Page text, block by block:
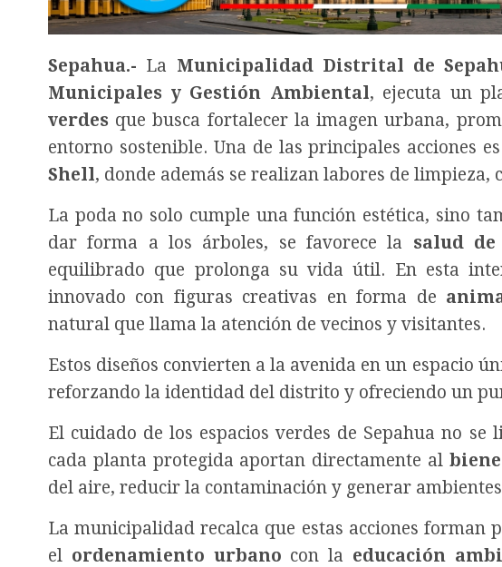
Sepahua.- La Municipalidad Distrital de
Municipales y Gestión Ambiental, ejecuta un
verdes que busca fortalecer la imagen urbana,
entorno sostenible. Una de las principales acciones
Shell, donde además se realizan labores de
La poda no solo cumple una función estética, sino
dar forma a los árboles, se favorece la salud
equilibrado que prolonga su vida útil. En esta
innovado con figuras creativas en forma de
natural que llama la atención de vecinos y visitantes.
Estos diseños convierten a la avenida en un espacio
reforzando la identidad del distrito y ofreciendo un
El cuidado de los espacios verdes de Sepahua no
cada planta protegida aportan directamente al
del aire, reducir la contaminación y generar
La municipalidad recalca que estas acciones forman
el ordenamiento urbano con la educación